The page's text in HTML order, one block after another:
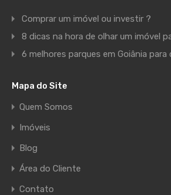
Comprar um imóvel ou investir ?
8 dicas na hora de olhar um imóvel
6 melhores parques em Goiânia para
Mapa do Site
Quem Somos
Imóveis
Blog
Área do Cliente
Contato